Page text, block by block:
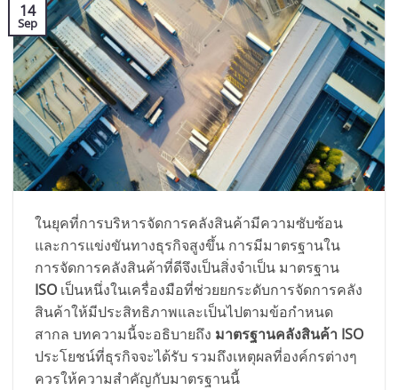
14
Sep
ในยุคที่การบริหารจัดการคลังสินค้ามีความซับซ้อน
และการแข่งขันทางธุรกิจสูงขึ้น การมีมาตรฐานใน
การจัดการคลังสินค้าที่ดีจึงเป็นสิ่งจำเป็น มาตรฐาน
ISO เป็นหนึ่งในเครื่องมือที่ช่วยยกระดับการจัดการคลัง
สินค้าให้มีประสิทธิภาพและเป็นไปตามข้อกำหนด
สากล บทความนี้จะอธิบายถึง มาตรฐานคลังสินค้า ISO
ประโยชน์ที่ธุรกิจจะได้รับ รวมถึงเหตุผลที่องค์กรต่างๆ
ควรให้ความสำคัญกับมาตรฐานนี้